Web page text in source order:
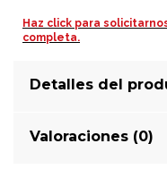
Haz click para
completa.
Detalles del
Valoraciones (0)